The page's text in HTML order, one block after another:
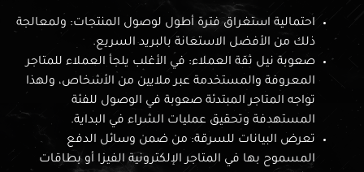
احتمالية استغراق فترة أطول لوصول المنتجات: ولمعالجة
ذلك من الأفضل الاستعانة بالبريد السريع.
صعوبة نيل ثقة العملاء: في الأغلب يلجأ العملاء للمتاجر
المعروفة والمستخدمة عبر ملايين من الأشخاص، ولهذا
تواجه المتاجر المبتدئة صعوبة في الوصول للفئة
المستهدفة وتحقيق عمليات الشراء في البداية.
تعرض البيانات للسرقة: من ضمن وسائل الدفع
المسموح بها في المتاجر الإلكترونية الفيزا أو بطاقات